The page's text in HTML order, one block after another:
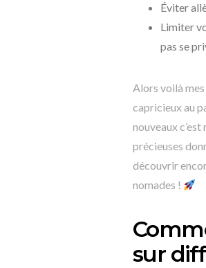
Éviter
Limiter
pas se
Alors voilà mes
capricieux au
nouveaux
précieuses
découvrir
nomades !
sur